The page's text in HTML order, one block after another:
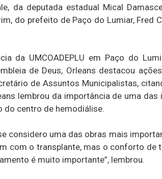
da deputada estadual Mical
do prefeito de Paço do Lumiar, Fred
da UMCOADEPLU em Paço do
de Deus, Orleans destacou
de Assuntos Municipalistas,
lembrou da importância de uma
do centro de hemodiálise.
considero uma das obras mais
com o transplante, mas o conforto de
é muito importante”, lembrou.